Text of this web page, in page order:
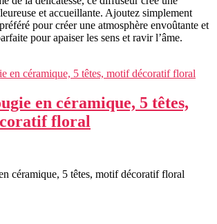
et accueillante. Ajoutez simplement
pour créer une atmosphère envoûtante et
pour apaiser les sens et ravir l’âme.
en céramique, 5 têtes,
floral
céramique, 5 têtes, motif décoratif floral